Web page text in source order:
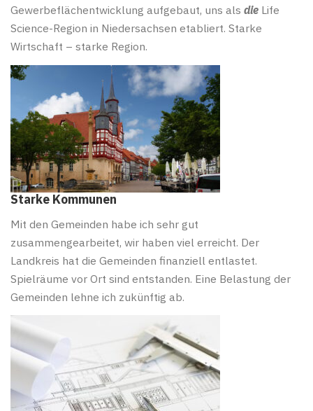
Gewerbeflächentwicklung aufgebaut, uns als die Life
Science-Region in Niedersachsen etabliert. Starke
Wirtschaft – starke Region.
Starke Kommunen
Mit den Gemeinden habe ich sehr gut
zusammengearbeitet, wir haben viel erreicht. Der
Landkreis hat die Gemeinden finanziell entlastet.
Spielräume vor Ort sind entstanden. Eine Belastung der
Gemeinden lehne ich zukünftig ab.